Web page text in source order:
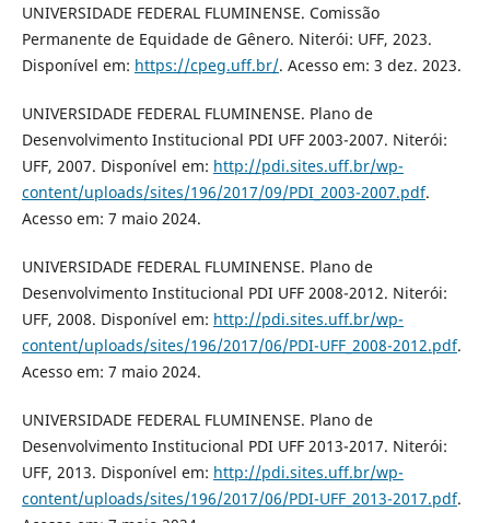
UNIVERSIDADE FEDERAL FLUMINENSE. Comissão
Permanente de Equidade de Gênero. Niterói: UFF, 2023.
Disponível em: https://cpeg.uff.br/. Acesso em: 3 dez. 2023.
UNIVERSIDADE FEDERAL FLUMINENSE. Plano de
Desenvolvimento Institucional PDI UFF 2003-2007. Niterói:
UFF, 2007. Disponível em: http://pdi.sites.uff.br/wp-
content/uploads/sites/196/2017/09/PDI_2003-2007.pdf.
Acesso em: 7 maio 2024.
UNIVERSIDADE FEDERAL FLUMINENSE. Plano de
Desenvolvimento Institucional PDI UFF 2008-2012. Niterói:
UFF, 2008. Disponível em: http://pdi.sites.uff.br/wp-
content/uploads/sites/196/2017/06/PDI-UFF_2008-2012.pdf.
Acesso em: 7 maio 2024.
UNIVERSIDADE FEDERAL FLUMINENSE. Plano de
Desenvolvimento Institucional PDI UFF 2013-2017. Niterói:
UFF, 2013. Disponível em: http://pdi.sites.uff.br/wp-
content/uploads/sites/196/2017/06/PDI-UFF_2013-2017.pdf.